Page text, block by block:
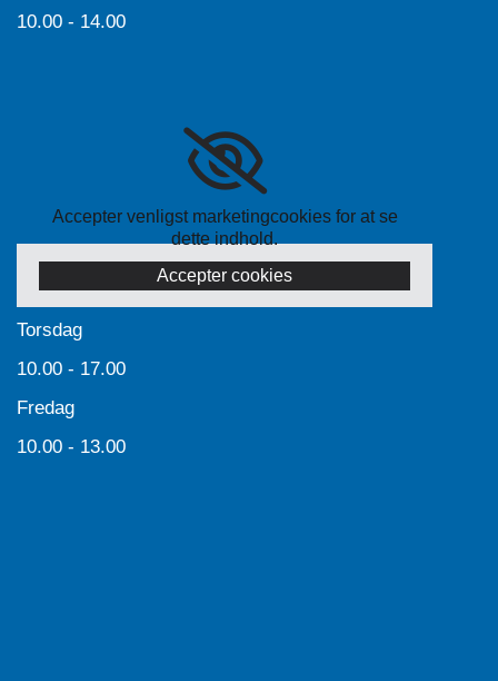
10.00 - 14.00
Accepter venligst marketingcookies for at se
dette indhold.
Accepter cookies
Torsdag
10.00 - 17.00
Fredag
10.00 - 13.00